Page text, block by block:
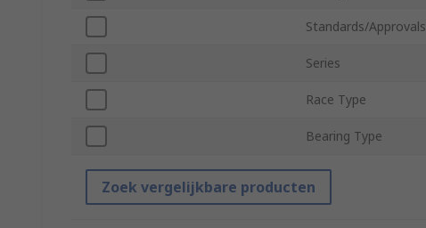
Standards/Approvals
Series
Race Type
Bearing Type
Zoek vergelijkbare producten